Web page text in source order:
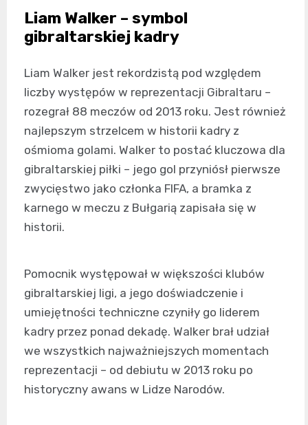
Liam Walker – symbol
gibraltarskiej kadry
Liam Walker jest rekordzistą pod względem
liczby występów w reprezentacji Gibraltaru –
rozegrał 88 meczów od 2013 roku. Jest również
najlepszym strzelcem w historii kadry z
ośmioma golami. Walker to postać kluczowa dla
gibraltarskiej piłki – jego gol przyniósł pierwsze
zwycięstwo jako członka FIFA, a bramka z
karnego w meczu z Bułgarią zapisała się w
historii.
Pomocnik występował w większości klubów
gibraltarskiej ligi, a jego doświadczenie i
umiejętności techniczne czyniły go liderem
kadry przez ponad dekadę. Walker brał udział
we wszystkich najważniejszych momentach
reprezentacji – od debiutu w 2013 roku po
historyczny awans w Lidze Narodów.